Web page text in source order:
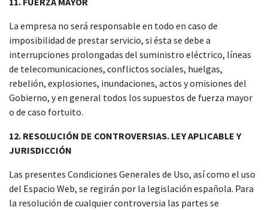
La empresa no será responsable en todo en caso de
imposibilidad de prestar servicio, si ésta se debe a
interrupciones prolongadas del suministro eléctrico, líneas
de telecomunicaciones, conflictos sociales, huelgas,
rebelión, explosiones, inundaciones, actos y omisiones del
Gobierno, y en general todos los supuestos de fuerza mayor
o de caso fortuito.
12. RESOLUCIÓN DE CONTROVERSIAS. LEY APLICABLE Y
JURISDICCIÓN
Las presentes Condiciones Generales de Uso, así como el uso
del Espacio Web, se regirán por la legislación española. Para
la resolución de cualquier controversia las partes se